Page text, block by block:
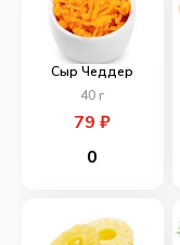
Сыр Чеддер
40 г
79₽
0